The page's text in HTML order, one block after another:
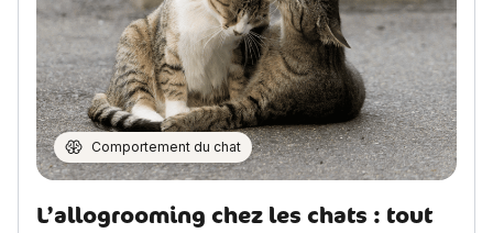
Comportement du chat
L’allogrooming chez les chats : tout